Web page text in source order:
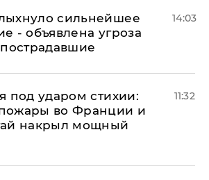
сильнейшее
- объявлена угроза
14:03
под ударом стихии:
во Франции и
накрыл мощный
11:32